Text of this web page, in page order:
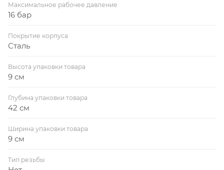
Максимальное рабочее давление
16 бар
Покрытие корпуса
Сталь
Высота упаковки товара
9 см
Глубина упаковки товара
42 см
Ширина упаковки товара
9 см
Тип резьбы